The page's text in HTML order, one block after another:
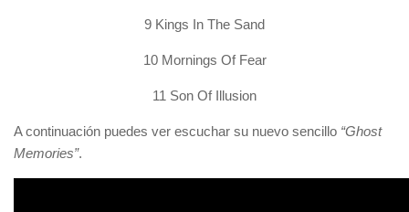
9 Kings In The Sand
10 Mornings Of Fear
11 Son Of Illusion
A continuación puedes ver escuchar su nuevo sencillo “Ghost
Memories”.